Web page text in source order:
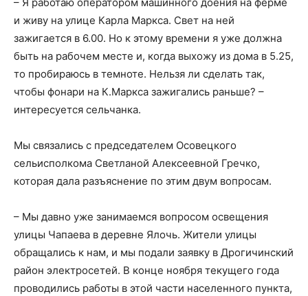
и живу на улице Карла Маркса. Свет на ней
зажигается в 6.00. Но к этому времени я уже должна
быть на рабочем месте и, когда выхожу из дома в 5.25,
то пробираюсь в темноте. Нельзя ли сделать так,
чтобы фонари на К.Маркса зажигались раньше? –
интересуется сельчанка.
Мы связались с председателем Осовецкого
сельисполкома Светланой Алексеевной Гречко,
которая дала разъяснение по этим двум вопросам.
– Мы давно уже занимаемся вопросом освещения
улицы Чапаева в деревне Ялочь. Жители улицы
обращались к нам, и мы подали заявку в Дрогичинский
район электросетей. В конце ноября текущего года
проводились работы в этой части населенного пункта,